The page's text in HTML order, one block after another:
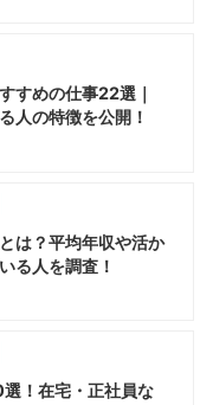
すめの仕事22選｜
人の特徴を公開！
は？平均年収や活か
る人を調査！
！在宅・正社員な